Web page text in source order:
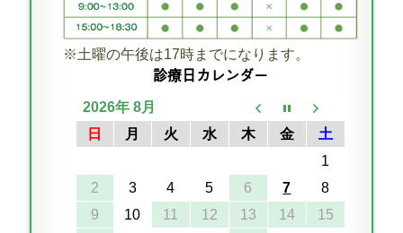
※土曜の午後は17時までになります。
診療日カレンダー
2026年 8月
日
月 火 水 木 金
土
1
2
3 4 5 6 7
8
9
10 11 12 13 14
15